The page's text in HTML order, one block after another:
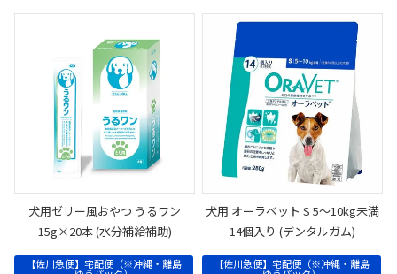
犬用ゼリー風おやつ うるワン
15g×20本 (水分補給補助)
【佐川急便】宅配便（※沖縄・離島
犬用 オーラベット S 5～10kg未満
14個入り (デンタルガム)
【佐川急便】宅配便（※沖縄・離島